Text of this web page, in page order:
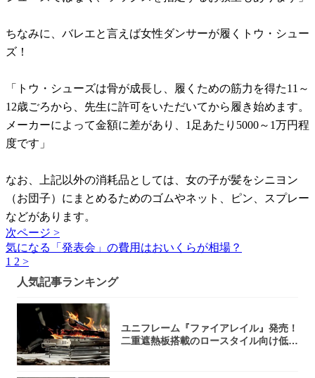
ちなみに、バレエと言えば女性ダンサーが履くトウ・シュー
ズ！
「トウ・シューズは骨が成長し、履くための筋力を得た11～
12歳ごろから、先生に許可をいただいてから履き始めます。
メーカーによって金額に差があり、1足あたり5000～1万円程
度です」
なお、上記以外の消耗品としては、女の子が髪をシニヨン
（お団子）にまとめるためのゴムやネット、ピン、スプレー
などがあります。
次ページ >
気になる「発表会」の費用はおいくらが相場？
1 2 >
人気記事ランキング
ユニフレーム『ファイアレイル』発売！
二重遮熱板搭載のロースタイル向け低型